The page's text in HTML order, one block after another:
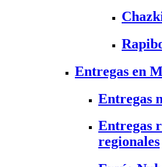
Entregas en
Entregas
Entregas
regionales